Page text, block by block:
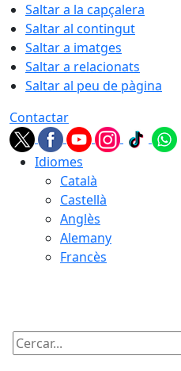
Saltar a la capçalera
Saltar al contingut
Saltar a imatges
Saltar a relacionats
Saltar al peu de pàgina
Contactar
Idiomes
Català
Castellà
Anglès
Alemany
Francès
Cercar: